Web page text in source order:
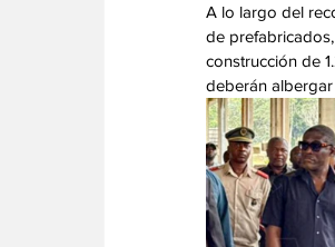
A lo largo del
de
construcción de
deberán